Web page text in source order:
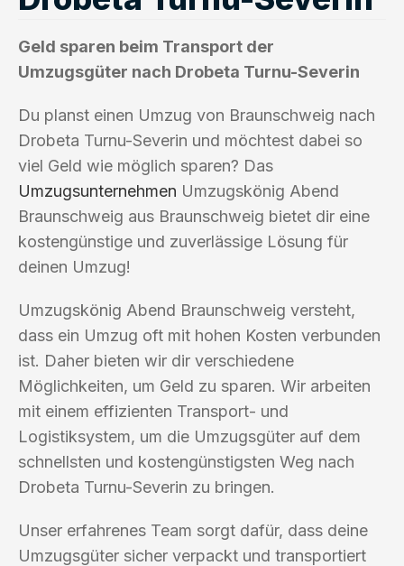
Geld sparen beim Transport der
Umzugsgüter nach Drobeta Turnu-Severin
Du planst einen Umzug von Braunschweig nach
Drobeta Turnu-Severin und möchtest dabei so
viel Geld wie möglich sparen? Das
Umzugsunternehmen Umzugskönig Abend
Braunschweig aus Braunschweig bietet dir eine
kostengünstige und zuverlässige Lösung für
deinen Umzug!
Umzugskönig Abend Braunschweig versteht,
dass ein Umzug oft mit hohen Kosten verbunden
ist. Daher bieten wir dir verschiedene
Möglichkeiten, um Geld zu sparen. Wir arbeiten
mit einem effizienten Transport- und
Logistiksystem, um die Umzugsgüter auf dem
schnellsten und kostengünstigsten Weg nach
Drobeta Turnu-Severin zu bringen.
Unser erfahrenes Team sorgt dafür, dass deine
Umzugsgüter sicher verpackt und transportiert